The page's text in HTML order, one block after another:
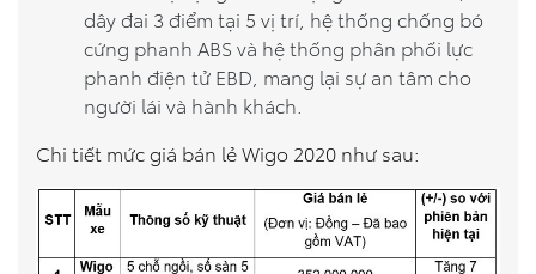
dây đai 3 điểm tại 5 vị trí, hệ thống chống bó
cứng phanh ABS và hệ thống phân phối lực
phanh điện tử EBD, mang lại sự an tâm cho
người lái và hành khách.
Chi tiết mức giá bán lẻ Wigo 2020 như sau: